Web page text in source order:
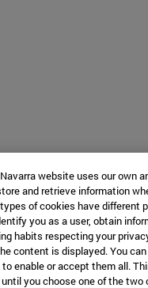
website uses our own
and retrieve information
of cookies have different
you as a user, obtain
habits respecting your
content is displayed. You
enable or accept them all.
you choose one of the two